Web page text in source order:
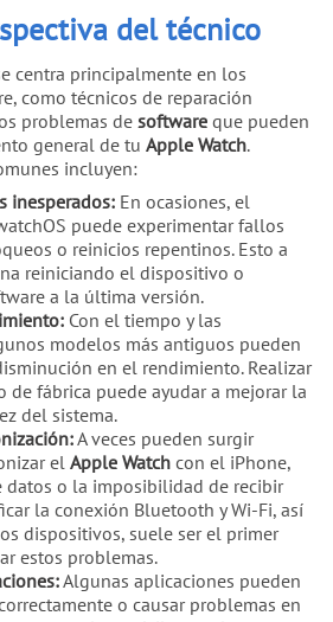
del técnico
centra principalmente en los
como técnicos de reparación
problemas de software que pueden
general de tu Apple Watch.
incluyen:
inesperados:En ocasiones, el
puede experimentar fallos
o reinicios repentinos. Esto a
reiniciando el dispositivo o
a la última versión.
Con el tiempo y las
modelos más antiguos pueden
en el rendimiento. Realizar
de fábrica puede ayudar a mejorar la
del sistema.
A veces pueden surgir
el Apple Watchcon el iPhone,
datos o la imposibilidad de recibir
la conexión Bluetooth y Wi-Fi, así
dispositivos, suele ser el primer
estos problemas.
Algunas aplicaciones pueden
o causar problemas en